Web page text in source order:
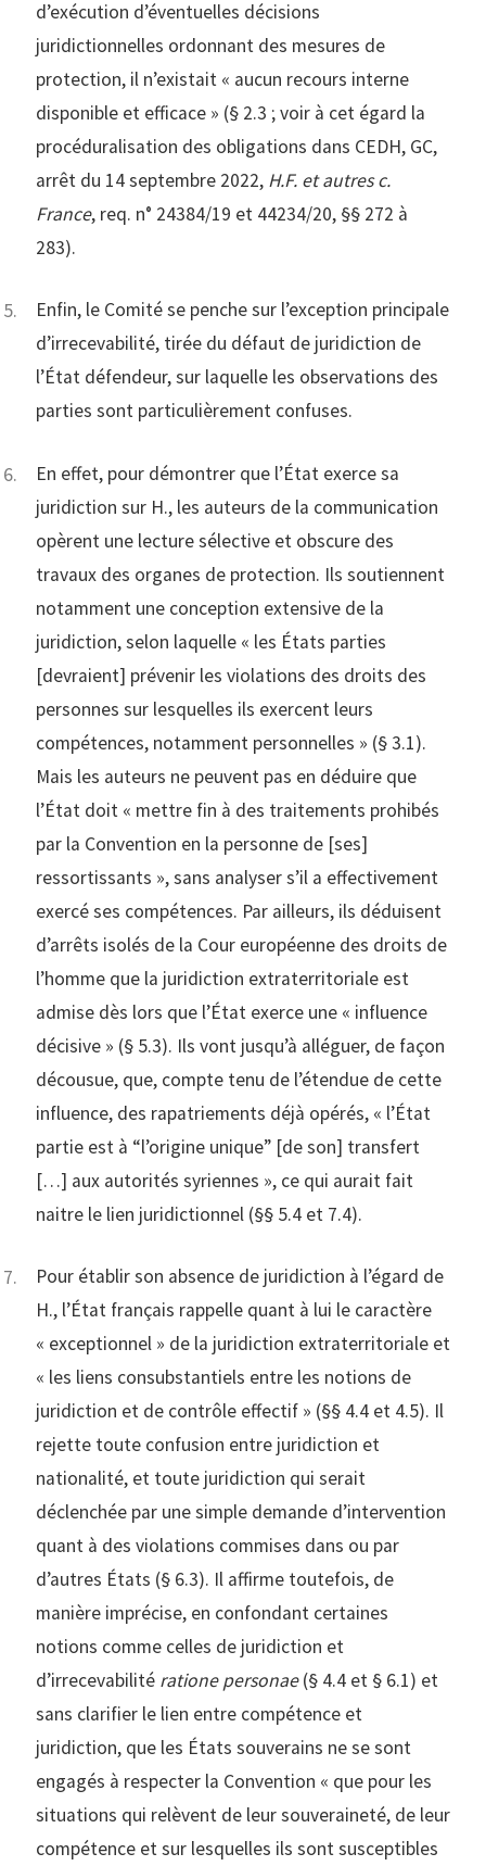
d’exécution d’éventuelles décisions
juridictionnelles ordonnant des mesures de
protection, il n’existait « aucun recours interne
disponible et efficace » (§ 2.3 ; voir à cet égard la
procéduralisation des obligations dans CEDH, GC,
arrêt du 14 septembre 2022, H.F. et autres c.
France, req. n° 24384/19 et 44234/20, §§ 272 à
283).
Enfin, le Comité se penche sur l’exception principale
d’irrecevabilité, tirée du défaut de juridiction de
l’État défendeur, sur laquelle les observations des
parties sont particulièrement confuses.
En effet, pour démontrer que l’État exerce sa
juridiction sur H., les auteurs de la communication
opèrent une lecture sélective et obscure des
travaux des organes de protection. Ils soutiennent
notamment une conception extensive de la
juridiction, selon laquelle « les États parties
[devraient] prévenir les violations des droits des
personnes sur lesquelles ils exercent leurs
compétences, notamment personnelles » (§ 3.1).
Mais les auteurs ne peuvent pas en déduire que
l’État doit « mettre fin à des traitements prohibés
par la Convention en la personne de [ses]
ressortissants », sans analyser s’il a effectivement
exercé ses compétences. Par ailleurs, ils déduisent
d’arrêts isolés de la Cour européenne des droits de
l’homme que la juridiction extraterritoriale est
admise dès lors que l’État exerce une « influence
décisive » (§ 5.3). Ils vont jusqu’à alléguer, de façon
décousue, que, compte tenu de l’étendue de cette
influence, des rapatriements déjà opérés, « l’État
partie est à “l’origine unique” [de son] transfert
[…] aux autorités syriennes », ce qui aurait fait
naitre le lien juridictionnel (§§ 5.4 et 7.4).
Pour établir son absence de juridiction à l’égard de
H., l’État français rappelle quant à lui le caractère
« exceptionnel » de la juridiction extraterritoriale et
« les liens consubstantiels entre les notions de
juridiction et de contrôle effectif » (§§ 4.4 et 4.5). Il
rejette toute confusion entre juridiction et
nationalité, et toute juridiction qui serait
déclenchée par une simple demande d’intervention
quant à des violations commises dans ou par
d’autres États (§ 6.3). Il affirme toutefois, de
manière imprécise, en confondant certaines
notions comme celles de juridiction et
d’irrecevabilité ratione personae(§ 4.4 et § 6.1) et
sans clarifier le lien entre compétence et
juridiction, que les États souverains ne se sont
engagés à respecter la Convention « que pour les
situations qui relèvent de leur souveraineté, de leur
compétence et sur lesquelles ils sont susceptibles